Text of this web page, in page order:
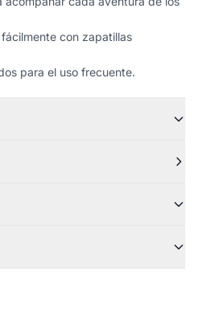
con zapatillas
para el uso frecuente.